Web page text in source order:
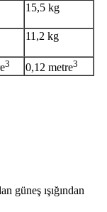
15,5 kg
11,2 kg
3 0,12 metre3
güneş ışığından